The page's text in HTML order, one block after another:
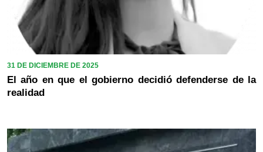
31 DE DICIEMBRE DE 2025
El año en que el gobierno decidió defenderse de la
realidad